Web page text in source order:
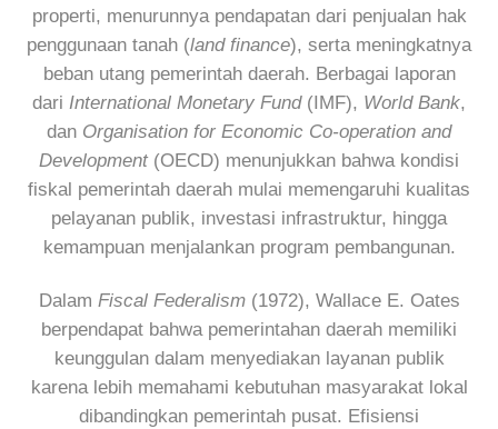
properti, menurunnya pendapatan dari penjualan hak
penggunaan tanah (land finance), serta meningkatnya
beban utang pemerintah daerah. Berbagai laporan
dari International Monetary Fund(IMF), World Bank,
dan Organisation for Economic Co-operation and
Development(OECD) menunjukkan bahwa kondisi
fiskal pemerintah daerah mulai memengaruhi kualitas
pelayanan publik, investasi infrastruktur, hingga
kemampuan menjalankan program pembangunan.
Dalam Fiscal Federalism(1972), Wallace E. Oates
berpendapat bahwa pemerintahan daerah memiliki
keunggulan dalam menyediakan layanan publik
karena lebih memahami kebutuhan masyarakat lokal
dibandingkan pemerintah pusat. Efisiensi